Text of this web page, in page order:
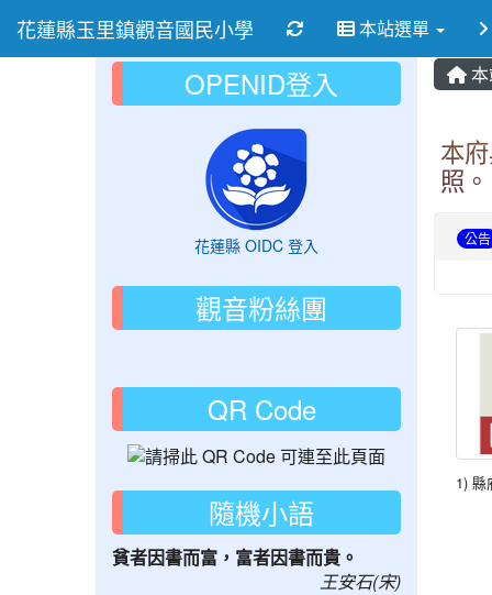
花蓮縣玉里鎮觀音國民小學 重新取得佈景設定
本站選單
本
本
照。
公告
1) 縣
OPENID登入
花蓮縣 OIDC 登入
觀音粉絲團
QR Code
隨機小語
貧者因書而富，富者因書而貴。
王安石(宋)